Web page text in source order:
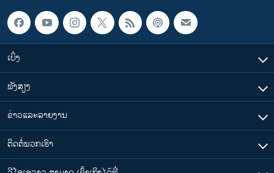
ເບິ່ງ
ຟັງສຽງ
ຂ່າວແລະລາຍງານ
ຕິດຕໍ່ພວກເຮົາ